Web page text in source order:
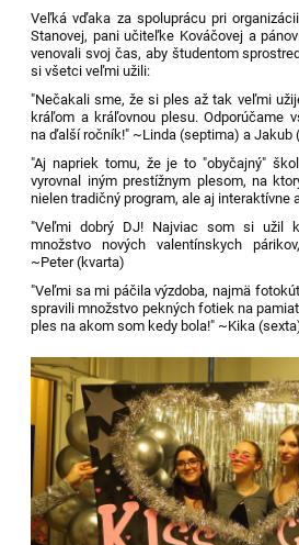
Veľká vďaka za spoluprácu pri
Stanovej, pani učiteľke Kováčovej a
venovali svoj čas, aby študentom
si všetci veľmi užili:
"Nečakali sme, že si ples až tak veľmi
kráľom a kráľovnou plesu. Odporúčame
na ďalší ročník!" ~Linda (septima) a Jakub
"Aj napriek tomu, že je to "obyčajný"
vyrovnal iným prestížnym plesom, na
nielen tradičný program, ale aj interaktívne
"Veľmi dobrý DJ! Najviac som si užil
množstvo nových valentínskych
~Peter (kvarta)
"Veľmi sa mi páčila výzdoba, najmä
spravili množstvo pekných fotiek na
ples na akom som kedy bola!" ~Kika